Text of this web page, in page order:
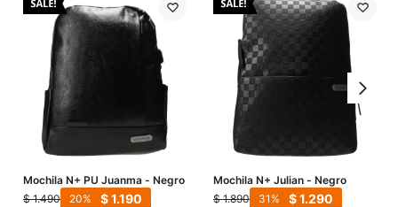
Mochila N+ PU Juanma - Negro
$ 1.490 $1.190
20
Mochila N+ Julian - Negro
$ 1.890 $1.290
31